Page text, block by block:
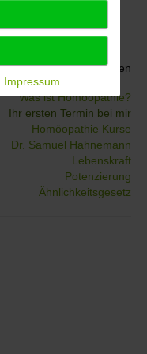
Weitere Informationen
Was ist Homöopathie?
Ihr ersten Termin bei mir
Homöopathie Kurse
Dr. Samuel Hahnemann
Lebenskraft
Potenzierung
Ähnlichkeitsgesetz
Impressum